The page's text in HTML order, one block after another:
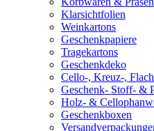
Klarsichtfolien
Weinkartons
Geschenkpapiere
Tragekartons
Geschenkdeko
Cello-, Kreuz-,
Geschenk- Stoff- &
Holz- &
Geschenkboxen